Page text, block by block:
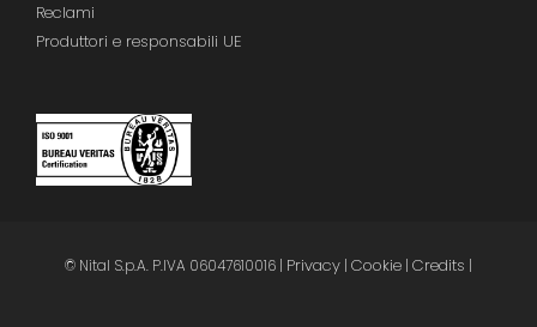
Reclami
Produttori e responsabili UE
© Nital S.p.A. P.IVA 06047610016 | Privacy | Cookie | Credits |